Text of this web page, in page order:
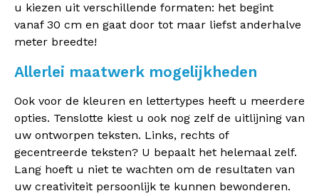
u kiezen uit verschillende formaten: het begint
vanaf 30 cm en gaat door tot maar liefst anderhalve
meter breedte!
Allerlei maatwerk mogelijkheden
Ook voor de kleuren en lettertypes heeft u meerdere
opties. Tenslotte kiest u ook nog zelf de uitlijning van
uw ontworpen teksten. Links, rechts of
gecentreerde teksten? U bepaalt het helemaal zelf.
Lang hoeft u niet te wachten om de resultaten van
uw creativiteit persoonlijk te kunnen bewonderen.